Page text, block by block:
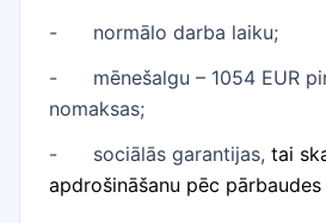
- normālo darba laiku;
- mēnešalgu – 1054 EUR
nomaksas;
- sociālās garantijas, tai
apdrošināšanu pēc pārbaudes